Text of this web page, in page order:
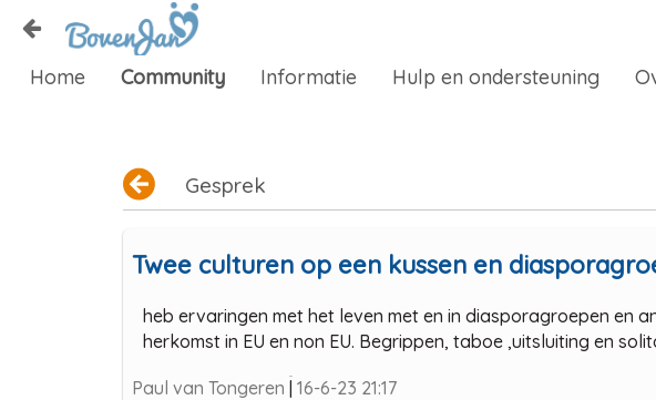
Naar content
Home
Home Community Informatie Hulp en ondersteuning
Gesprek
Twee culturen op een kussen en
heb ervaringen met het leven met en in diasporagroepen en
herkomst in EU en non EU. Begrippen, taboe ,uitsluiting en
Paul van Tongeren | 16-6-23 21:17